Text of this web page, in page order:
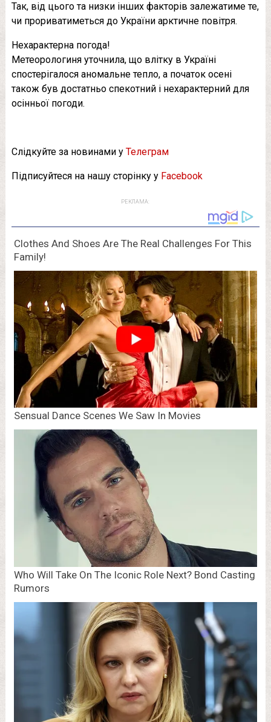
Так, від цього та низки інших факторів залежатиме те,
чи прориватиметься до України арктичне повітря.
Нехарактерна погода!
Метеорологиня уточнила, що влітку в Україні
спостерігалося аномальне тепло, а початок осені
також був достатньо спекотний і нехарактерний для
осінньої погоди.
Слідкуйте за новинами у Телеграм
Підписуйтеся на нашу сторінку у Facebook
РЕКЛАМА: